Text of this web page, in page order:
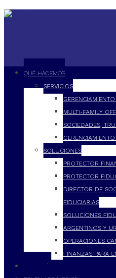
QUÉ HACEMOS
SERVICIOS
MULTI-FAMILY
SOCIEDADES,
SOLUCIONES
PROTECTOR
PROTECTOR
DIRECTOR DE
FIDUCIARIAS
SOLUCIONES
ARGENTINOS Y
OPERACIONES
FINANZAS PARA
FILOSOFÍA